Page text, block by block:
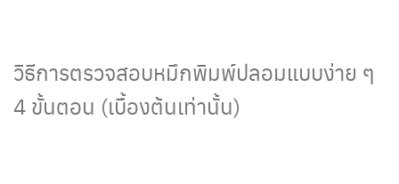
วิธีการตรวจสอบหมึกพิมพ์ปลอมแบบง่าย ๆ
4 ขั้นตอน (เบื้องต้นเท่านั้น)